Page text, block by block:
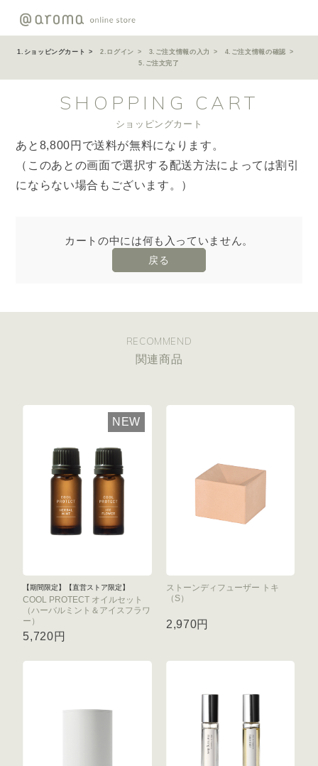
ショッピングカート ログイン ご注文情報の入力
ご注文情報の確認
ご注文完了
SHOPPING CART
ショッピングカート
あと8,800円で送料が無料になります。
（このあとの画面で選択する配送方法によっては割引
にならない場合もございます。）
カートの中には何も入っていません。
戻る
RECOMMEND
関連商品
NEW
【期間限定】【直営ストア限定】
COOL PROTECT オイルセット
（ハーバルミント＆アイスフラワ
ー）
5,720円
ストーンディフューザー トキ
（S）
2,970円